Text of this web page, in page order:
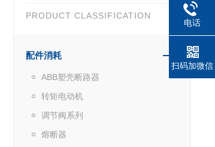
PRODUCT CLASSIFICATION
配件消耗
ABB塑壳断路器
转矩电动机
调节阀系列
熔断器
电话
扫码加微信